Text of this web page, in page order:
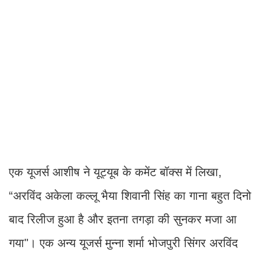
एक यूजर्स आशीष ने यूट्यूब के कमेंट बॉक्स में लिखा,
“अरविंद अकेला कल्लू भैया शिवानी सिंह का गाना बहुत दिनो
बाद रिलीज हुआ है और इतना तगड़ा की सुनकर मजा आ
गया"। एक अन्य यूजर्स मुन्ना शर्मा भोजपुरी सिंगर अरविंद